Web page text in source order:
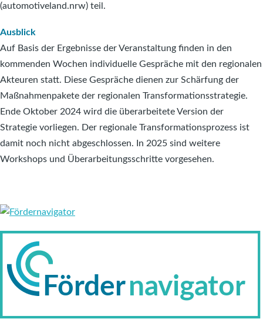
(automotiveland.nrw) teil.
Ausblick
Auf Basis der Ergebnisse der Veranstaltung finden in den
kommenden Wochen individuelle Gespräche mit den regionalen
Akteuren statt. Diese Gespräche dienen zur Schärfung der
Maßnahmenpakete der regionalen Transformationsstrategie.
Ende Oktober 2024 wird die überarbeitete Version der
Strategie vorliegen. Der regionale Transformationsprozess ist
damit noch nicht abgeschlossen. In 2025 sind weitere
Workshops und Überarbeitungsschritte vorgesehen.